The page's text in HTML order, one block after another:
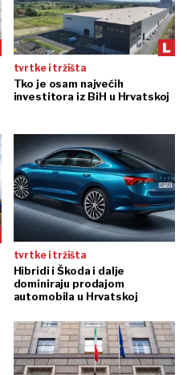
tvrtke i tržišta
Tko je osam najvećih
investitora iz BiH u Hrvatskoj
tvrtke i tržišta
Hibridi i Škoda i dalje
dominiraju prodajom
automobila u Hrvatskoj